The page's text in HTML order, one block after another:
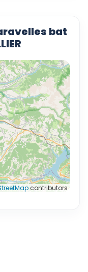
bat
contributors